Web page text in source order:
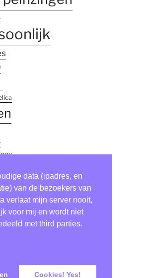
data (ipadres, en
van de bezoekers van
verlaat mijn server nooit,
voor mij en wordt niet
met third parties.
Cookies! Yes!